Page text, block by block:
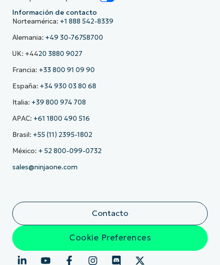
Información de contacto
Norteamérica: +1 888 542-8339
Alemania: +49 30-76758700
UK: +4420 3880 9027
Francia: +33 800 91 09 90
España: +34 930 03 80 68
Italia: +39 800 974 708
APAC: +61 1800 490 516
Brasil: +55 (11) 2395-1802
México: + 52 800-099-0732
sales@ninjaone.com
Contacto
Cookie Preferences